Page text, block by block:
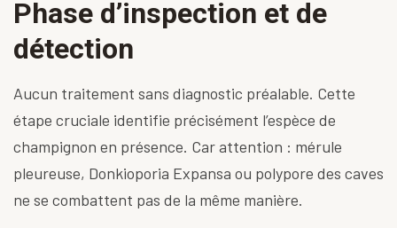
Phase d’inspection et de
détection
Aucun traitement sans diagnostic préalable. Cette
étape cruciale identifie précisément l’espèce de
champignon en présence. Car attention : mérule
pleureuse, Donkioporia Expansa ou polypore des caves
ne se combattent pas de la même manière.